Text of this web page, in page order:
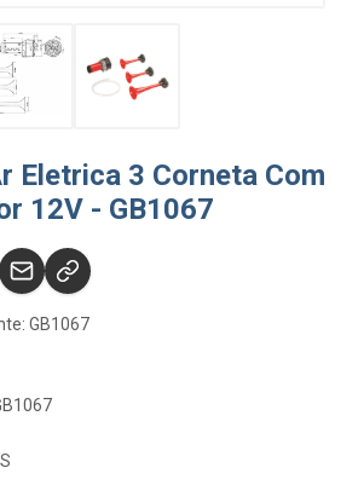
Eletrica 3 Corneta Com
12V - GB1067
GB1067